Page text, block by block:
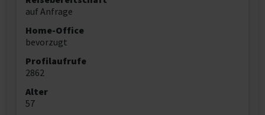
auf Anfrage
Home-Office
bevorzugt
Profilaufrufe
2862
Alter
57